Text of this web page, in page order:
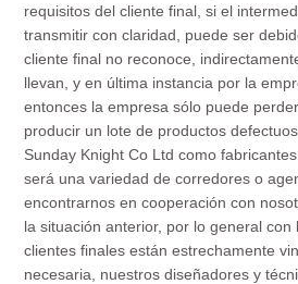
requisitos del cliente final, si el
transmitir con claridad, puede ser
cliente final no reconoce,
llevan, y en última instancia por la
entonces la empresa sólo puede
producir un lote de productos
Sunday Knight Co Ltd como
será una variedad de corredores o
encontrarnos en cooperación con
la situación anterior, por lo general
clientes finales están estrechamente
necesaria, nuestros diseñadores y